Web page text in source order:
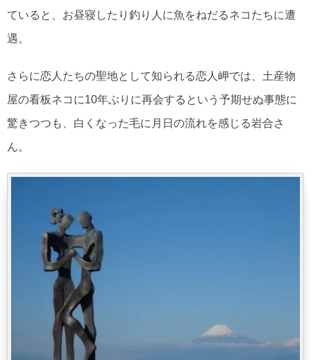
ていると、お昼寝したり釣り人に魚をねだるネコたちに遭
遇。
さらに恋人たちの聖地として知られる恋人岬では、土産物
屋の看板ネコに10年ぶりに再会するという予期せぬ事態に
驚きつつも、白くなった毛に月日の流れを感じる岩合さ
ん。